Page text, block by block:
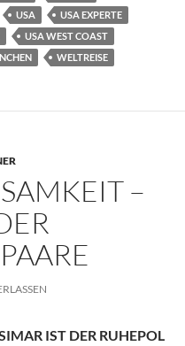
USA
USA EXPERTE
USA WEST COAST
WELTREISE
–
IST DER RUHEPOL